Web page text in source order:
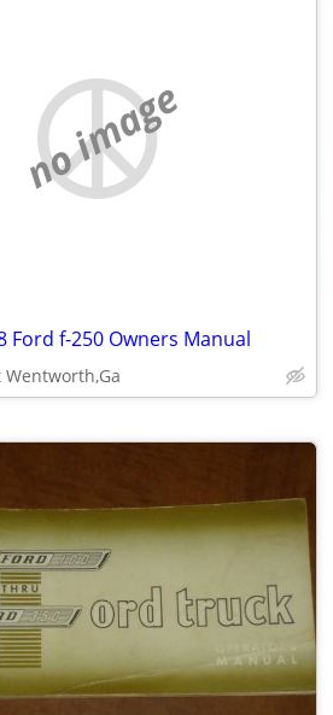
no image
Ford f-250 Owners Manual
Wentworth,Ga